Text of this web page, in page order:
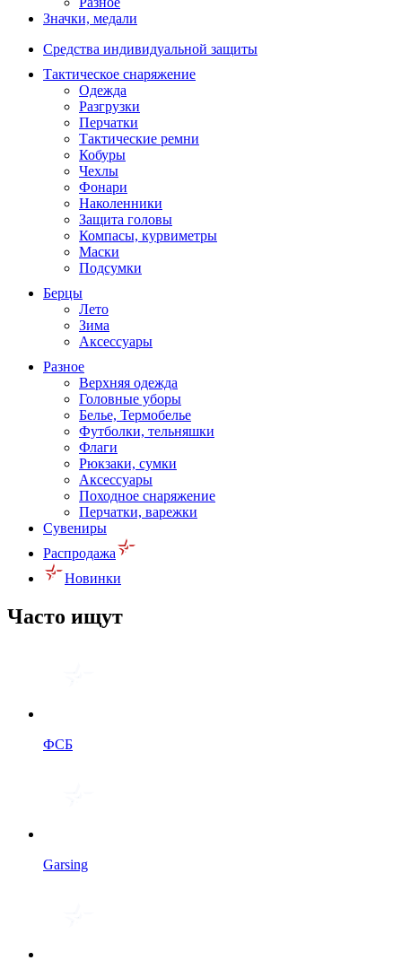
Значки, медали
Средства индивидуальной защиты
Тактическое снаряжение
Одежда
Разгрузки
Перчатки
Тактические ремни
Кобуры
Чехлы
Фонари
Наколенники
Защита головы
Компасы, курвиметры
Маски
Подсумки
Берцы
Лето
Зима
Аксессуары
Разное
Верхняя одежда
Головные уборы
Белье, Термобелье
Футболки, тельняшки
Флаги
Рюкзаки, сумки
Аксессуары
Походное снаряжение
Перчатки, варежки
Сувениры
Распродажа
Новинки
Часто ищут
ФСБ
Garsing